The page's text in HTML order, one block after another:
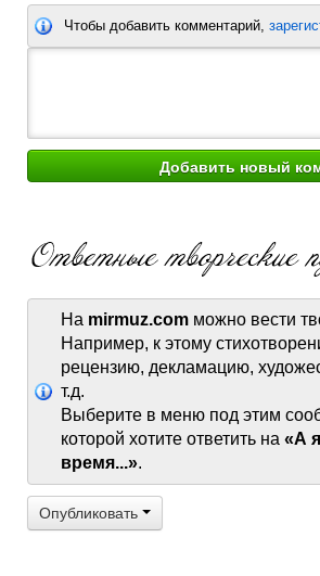
Чтобы добавить комментарий,
На mirmuz.com можно вести
Например, к этому
рецензию, декламацию,
т.д.
Выберите в меню под этим
которой хотите ответить на «А
время...».
Опубликовать